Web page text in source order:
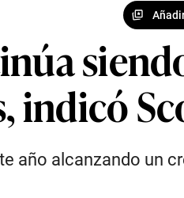
indicó
año alcanzando un